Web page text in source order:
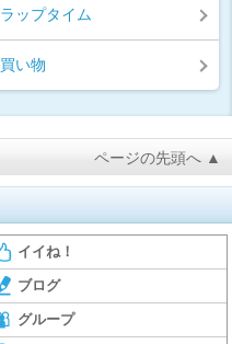
ラップタイム
買い物
ページの先頭へ ▲
イイね！
ブログ
グループ